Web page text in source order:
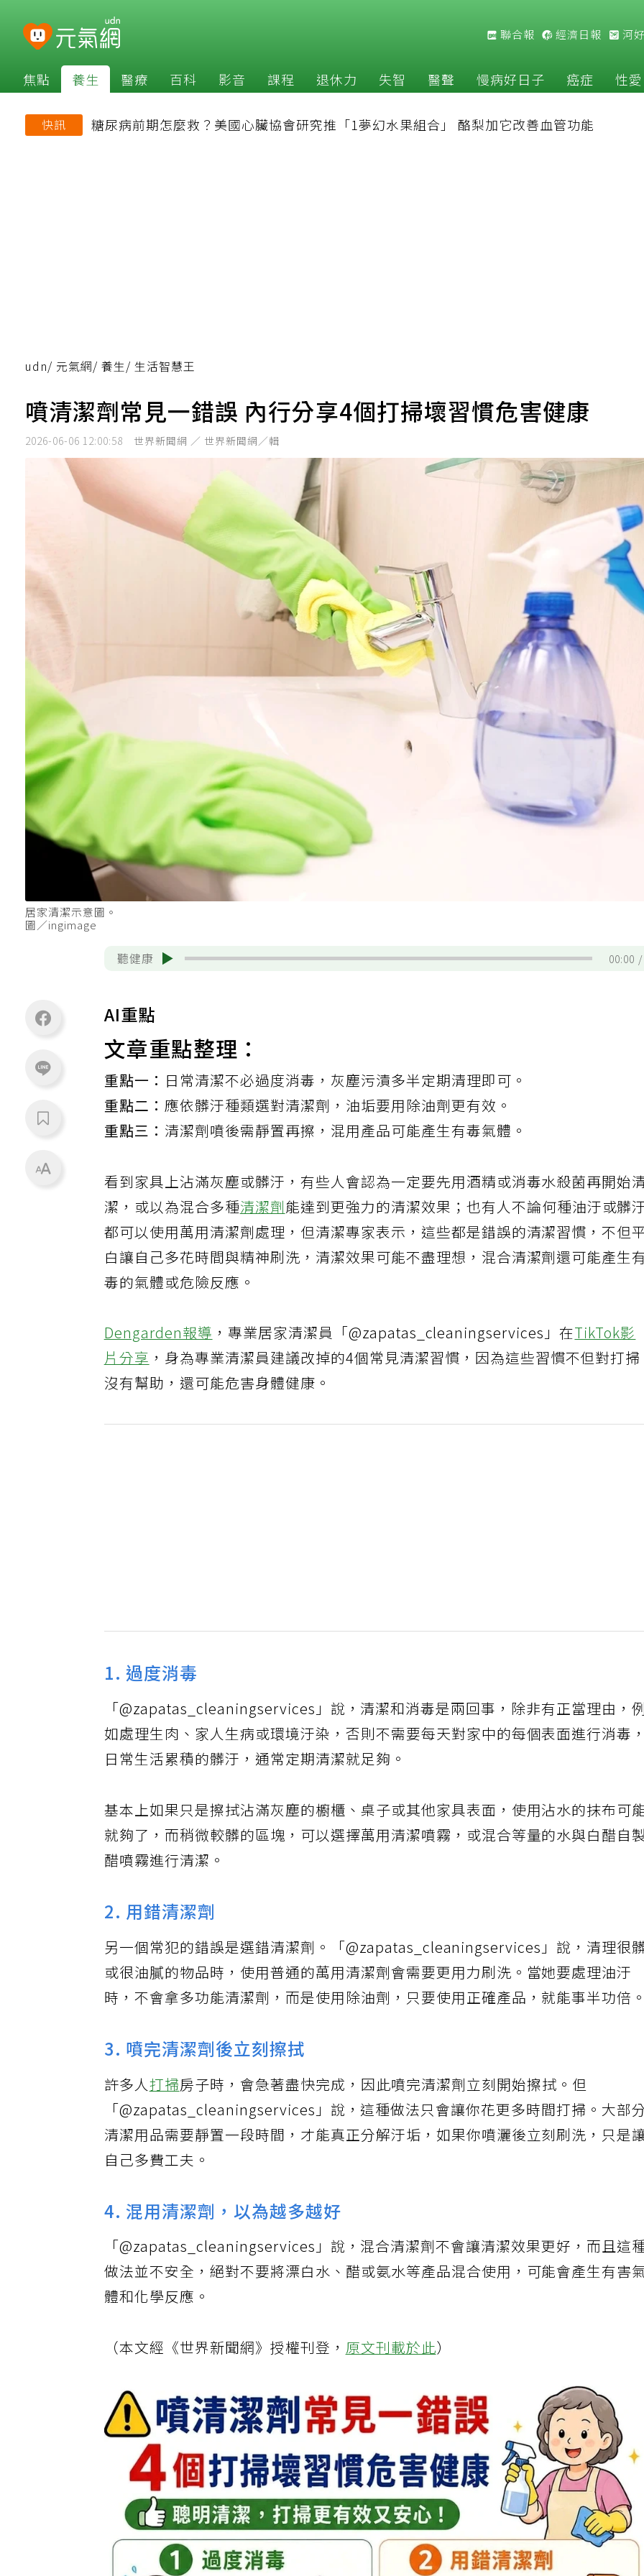
聯合報 經濟日報 河
焦點 養生 醫療 百科 影音 課程 退休力 失智 醫聲 慢病好日子 癌症 性愛
快訊 糖尿病前期怎麼救？美國心臟協會研究推「1夢幻水果組合」 酪梨加它改善血管功能
udn/ 元氣網/ 養生/ 生活智慧王
噴清潔劑常見一錯誤 內行分享4個打掃壞習慣危害健康
2026-06-06 12:00:58 世界新聞網 ／ 世界新聞網／輯
居家清潔示意圖。
圖／ingimage
聽健康 00:00
AI重點
文章重點整理：
重點一： 日常清潔不必過度消毒，灰塵污漬多半定期清理即可。
重點二：應依髒汙種類選對清潔劑，油垢要用除油劑更有效。
重點三： 清潔劑噴後需靜置再擦，混用產品可能產生有毒氣體。
看到家具上沾滿灰塵或髒汙，有些人會認為一定要先用酒精或消毒水殺菌再開始
潔，或以為混合多種清潔劑能達到更強力的清潔效果；也有人不論何種油汙或髒
都可以使用萬用清潔劑處理，但清潔專家表示，這些都是錯誤的清潔習慣，不但
白讓自己多花時間與精神刷洗，清潔效果可能不盡理想，混合清潔劑還可能產生有
毒的氣體或危險反應。
Dengarden報導 ，專業居家清潔員「@zapatas_cleaningservices」在TikTok影
片分享 ，身為專業清潔員建議改掉的4個常見清潔習慣，因為這些習慣不但對打掃
沒有幫助，還可能危害身體健康。
1. 過度消毒
「@zapatas_cleaningservices」說，清潔和消毒是兩回事，除非有正當理由，例
如處理生肉、家人生病或環境汙染，否則不需要每天對家中的每個表面進行消毒，
日常生活累積的髒汙，通常定期清潔就足夠。
基本上如果只是擦拭沾滿灰塵的櫥櫃、桌子或其他家具表面，使用沾水的抹布可
就夠了，而稍微較髒的區塊，可以選擇萬用清潔噴霧，或混合等量的水與白醋自
醋噴霧進行清潔。
2. 用錯清潔劑
另一個常犯的錯誤是選錯清潔劑。「@zapatas_cleaningservices」說，清理很
或很油膩的物品時，使用普通的萬用清潔劑會需要更用力刷洗。當她要處理油汙
時，不會拿多功能清潔劑，而是使用除油劑，只要使用正確產品，就能事半功倍。
3. 噴完清潔劑後立刻擦拭
許多人打掃房子時，會急著盡快完成，因此噴完清潔劑立刻開始擦拭。但
「@zapatas_cleaningservices」說，這種做法只會讓你花更多時間打掃。大部分
清潔用品需要靜置一段時間，才能真正分解汙垢，如果你噴灑後立刻刷洗，只是
自己多費工夫。
4. 混用清潔劑，以為越多越好
「@zapatas_cleaningservices」說，混合清潔劑不會讓清潔效果更好，而且這
做法並不安全，絕對不要將漂白水、醋或氨水等產品混合使用，可能會產生有害
體和化學反應。
（本文經《世界新聞網》授權刊登，原文刊載於此）